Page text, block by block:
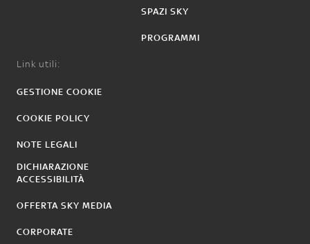
SPAZI SKY
PROGRAMMI
Link utili:
GESTIONE COOKIE
COOKIE POLICY
NOTE LEGALI
DICHIARAZIONE
ACCESSIBILITÀ
OFFERTA SKY MEDIA
CORPORATE